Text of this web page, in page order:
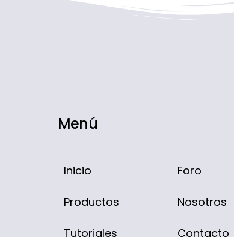
Menú
Inicio
Productos
Tutoriales
Foro
Nosotros
Contacto